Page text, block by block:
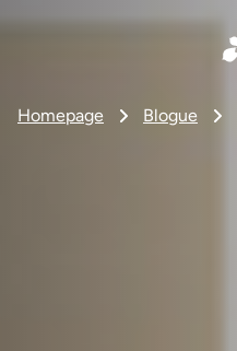
Homepage Blogue